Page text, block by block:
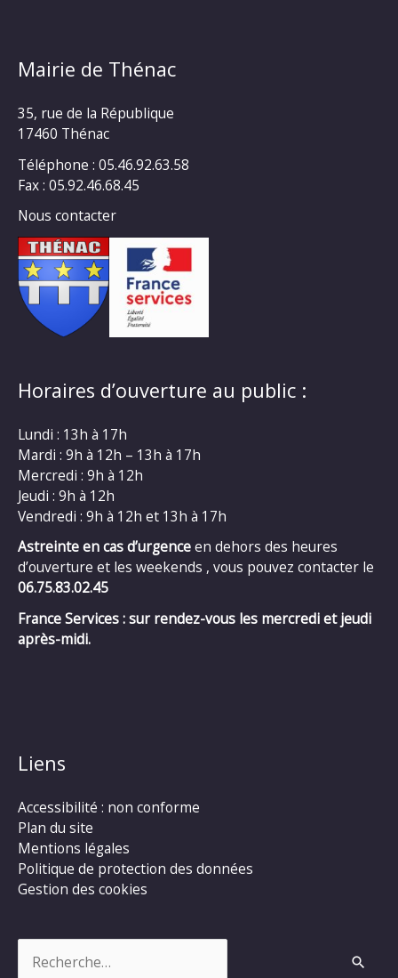
Mairie de Thénac
35, rue de la République
17460 Thénac
Téléphone : 05.46.92.63.58
Fax : 05.92.46.68.45
Nous contacter
Horaires d’ouverture au public :
Lundi : 13h à 17h
Mardi : 9h à 12h – 13h à 17h
Mercredi : 9h à 12h
Jeudi : 9h à 12h
Vendredi : 9h à 12h et 13h à 17h
Astreinte en cas d’urgenceen dehors des heures
d’ouverture et les weekends , vous pouvez contacter le
06.75.83.02.45
France Services : sur rendez-vous les mercredi et jeudi
après-midi.
Liens
Accessibilité : non conforme
Plan du site
Mentions légales
Politique de protection des données
Gestion des cookies